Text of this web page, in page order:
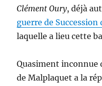
Clément Oury, déjà
guerre de Succession
laquelle a lieu cette
Quasiment inconnue
de Malplaquet a la